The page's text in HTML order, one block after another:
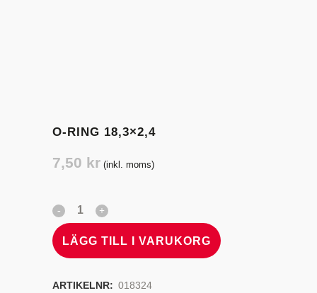
O-RING 18,3×2,4
7,50 kr (inkl. moms)
LÄGG TILL I VARUKORG
ARTIKELNR: 018324